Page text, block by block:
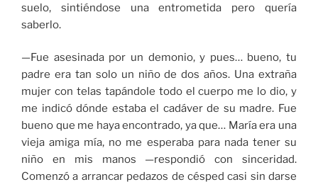
suelo, sintiéndose una entrometida pero quería
saberlo.
—Fue asesinada por un demonio, y pues… bueno, tu
padre era tan solo un niño de dos años. Una extraña
mujer con telas tapándole todo el cuerpo me lo dio, y
me indicó dónde estaba el cadáver de su madre. Fue
bueno que me haya encontrado, ya que… María era una
vieja amiga mía, no me esperaba para nada tener su
niño en mis manos —respondió con sinceridad.
Comenzó a arrancar pedazos de césped casi sin darse